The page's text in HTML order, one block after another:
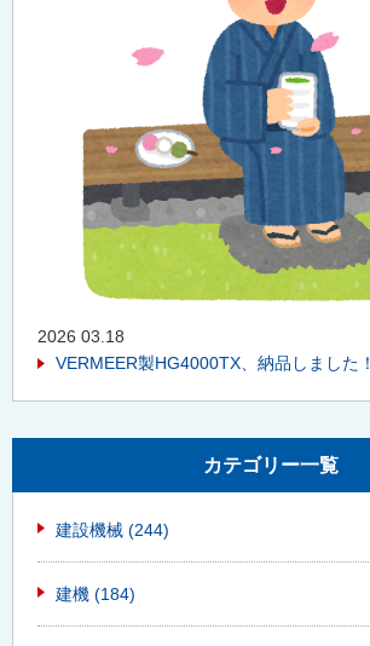
2026 03.18
VERMEER製HG4000TX、納品しました！
カテゴリー一覧
建設機械 (244)
建機 (184)